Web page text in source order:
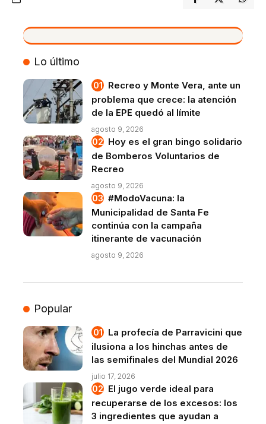
VIVO
Lo último
Recreo y Monte Vera, ante un
problema que crece: la atención
de la EPE quedó al límite
agosto 9, 2026
Hoy es el gran bingo solidario
de Bomberos Voluntarios de
Recreo
agosto 9, 2026
#ModoVacuna: la
Municipalidad de Santa Fe
continúa con la campaña
itinerante de vacunación
agosto 9, 2026
Popular
La profecía de Parravicini que
ilusiona a los hinchas antes de
las semifinales del Mundial 2026
julio 17, 2026
El jugo verde ideal para
recuperarse de los excesos: los
3 ingredientes que ayudan a